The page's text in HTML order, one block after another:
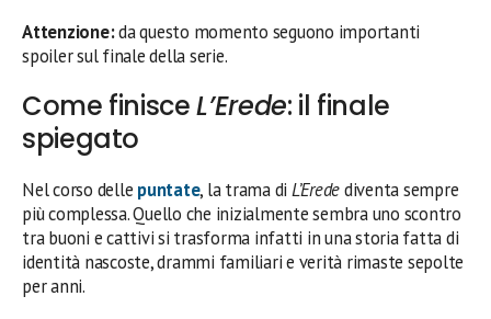
Attenzione:da questo momento seguono importanti
spoiler sul finale della serie.
Come finisceL’Erede: il finale
spiegato
Nel corso delle puntate, la trama di L’Eredediventa sempre
più complessa. Quello che inizialmente sembra uno scontro
tra buoni e cattivi si trasforma infatti in una storia fatta di
identità nascoste, drammi familiari e verità rimaste sepolte
per anni.